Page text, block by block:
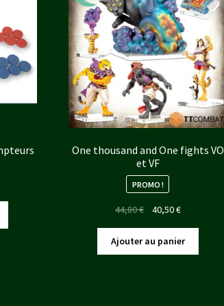
One thousand and One fights VO
et VF
PROMO !
44,80€
Le
initial
était :
40,50€Le
actuel
est :
Ajouter au panier